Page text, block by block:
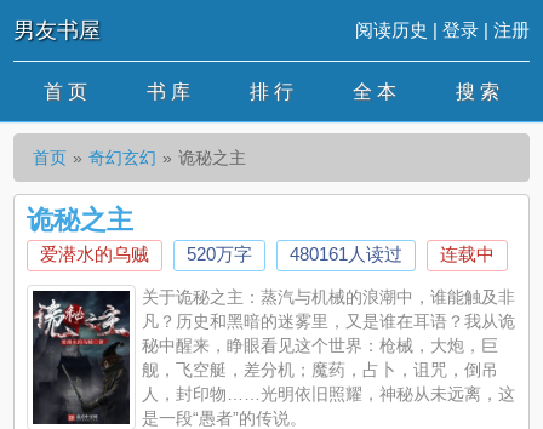
男友书屋 阅读历史 | 登录| 注册
首 页 书 库 排 行 全 本 搜 索
首页 奇幻玄幻 诡秘之主
诡秘之主
爱潜水的乌贼 520万字 480161人读过 连载中
关于诡秘之主：蒸汽与机械的浪潮中，谁能触及非
凡？历史和黑暗的迷雾里，又是谁在耳语？我从诡
秘中醒来，睁眼看见这个世界：枪械，大炮，巨
舰，飞空艇，差分机；魔药，占卜，诅咒，倒吊
人，封印物……光明依旧照耀，神秘从未远离，这
是一段“愚者”的传说。